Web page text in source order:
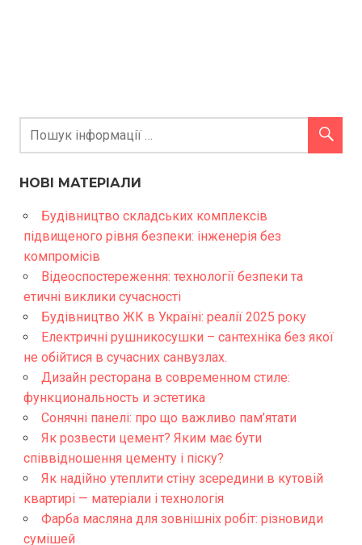
НОВІ МАТЕРІАЛИ
Будівництво складських комплексів
підвищеного рівня безпеки: інженерія без
компромісів
Відеоспостереження: технології безпеки та
етичні виклики сучасності
Будівництво ЖК в Україні: реалії 2025 року
Електричні рушникосушки – сантехніка без якої
не обійтися в сучасних санвузлах.
Дизайн ресторана в современном стиле:
функциональность и эстетика
Сонячні панелі: про що важливо пам’ятати
Як розвести цемент? Яким має бути
співвідношення цементу і піску?
Як надійно утеплити стіну зсередини в кутовій
квартирі — матеріали і технологія
Фарба масляна для зовнішніх робіт: різновиди
сумішей